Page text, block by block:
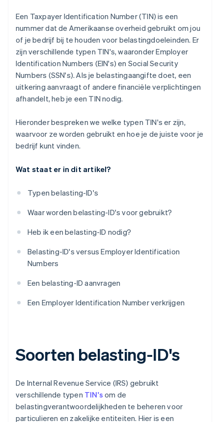
ATIN
Bevestiging ontvangen
Een Taxpayer Identification Number (TIN) is een
nummer dat de Amerikaanse overheid gebruikt om jou
of je bedrijf bij te houden voor belastingdoeleinden. Er
zijn verschillende typen TIN's, waaronder Employer
Identification Numbers (EIN's) en Social Security
Numbers (SSN's). Als je belastingaangifte doet, een
uitkering aanvraagt of andere financiële verplichtingen
afhandelt, heb je een TIN nodig.
Hieronder bespreken we welke typen TIN's er zijn,
waarvoor ze worden gebruikt en hoe je de juiste voor je
bedrijf kunt vinden.
Wat staat er in dit artikel?
Typen belasting-ID's
Waar worden belasting-ID's voor gebruikt?
Heb ik een belasting-ID nodig?
Belasting-ID's versus Employer Identification
Numbers
Een belasting-ID aanvragen
Een Employer Identification Number verkrijgen
Soorten belasting-ID's
De Internal Revenue Service (IRS) gebruikt
verschillende typen TIN's om de
belastingverantwoordelijkheden te beheren voor
particulieren en zakelijke entiteiten. Hier is een